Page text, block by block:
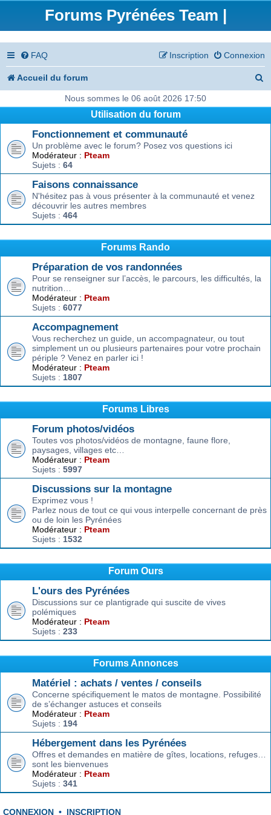
Forums Pyrénées Team |
FAQ Connexion
Inscription
Accueil du forum
e
Nous sommes le 06 août 2026 17:50
Utilisation du forum
Fonctionnement et communauté
Un problème avec le forum? Posez vos questions ici
Modérateur : Pteam
Sujets : 64
Faisons connaissance
N'hésitez pas à vous présenter à la communauté et venez
découvrir les autres membres
Sujets : 464
Forums Rando
Préparation de vos randonnées
Pour se renseigner sur l’accès, le parcours, les difficultés, la
nutrition…
Modérateur : Pteam
Sujets : 6077
Accompagnement
Vous recherchez un guide, un accompagnateur, ou tout
simplement un ou plusieurs partenaires pour votre prochain
périple ? Venez en parler ici !
Modérateur : Pteam
Sujets : 1807
Forums Libres
Forum photos/vidéos
Toutes vos photos/vidéos de montagne, faune flore,
paysages, villages etc…
Modérateur : Pteam
Sujets : 5997
Discussions sur la montagne
Exprimez vous !
Parlez nous de tout ce qui vous interpelle concernant de près
ou de loin les Pyrénées
Modérateur : Pteam
Sujets : 1532
Forum Ours
L'ours des Pyrénées
Discussions sur ce plantigrade qui suscite de vives
polémiques
Modérateur : Pteam
Sujets : 233
Forums Annonces
Matériel : achats / ventes / conseils
Concerne spécifiquement le matos de montagne. Possibilité
de s’échanger astuces et conseils
Modérateur : Pteam
Sujets : 194
Hébergement dans les Pyrénées
Offres et demandes en matière de gîtes, locations, refuges…
sont les bienvenues
Modérateur : Pteam
Sujets : 341
CONNEXION • INSCRIPTION